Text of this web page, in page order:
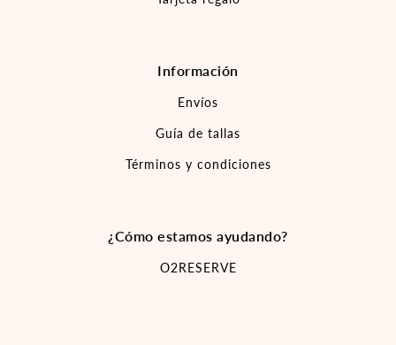
Información
Envíos
Guía de tallas
Términos y condiciones
¿Cómo estamos ayudando?
O2RESERVE